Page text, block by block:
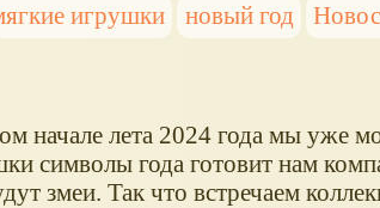
игрушки новый год
начале лета 2024 года мы уже
символы года готовит нам
змеи. Так что встречаем